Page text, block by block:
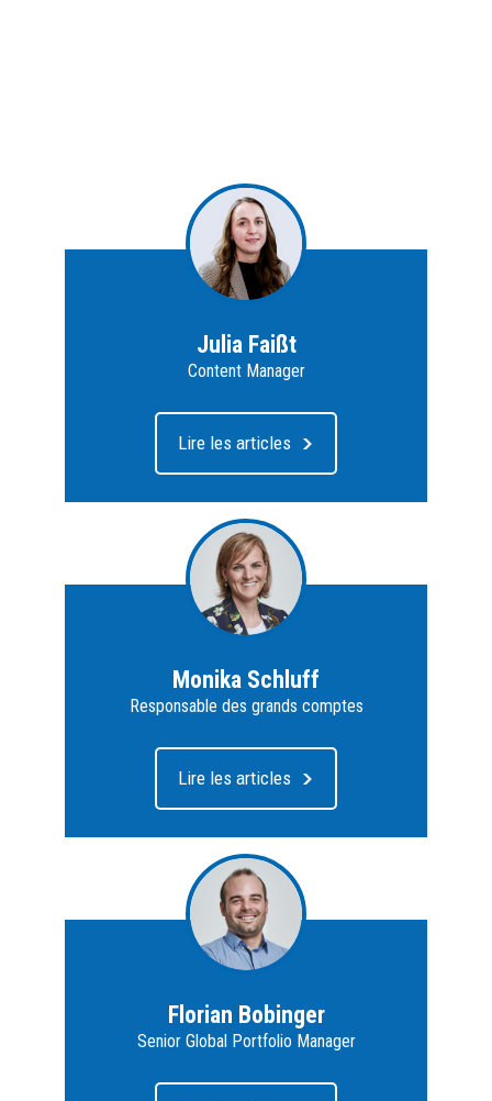
Julia Faißt
Content Manager
Lire les articles
Monika Schluff
Responsable des grands comptes
Lire les articles
Florian Bobinger
Senior Global Portfolio Manager